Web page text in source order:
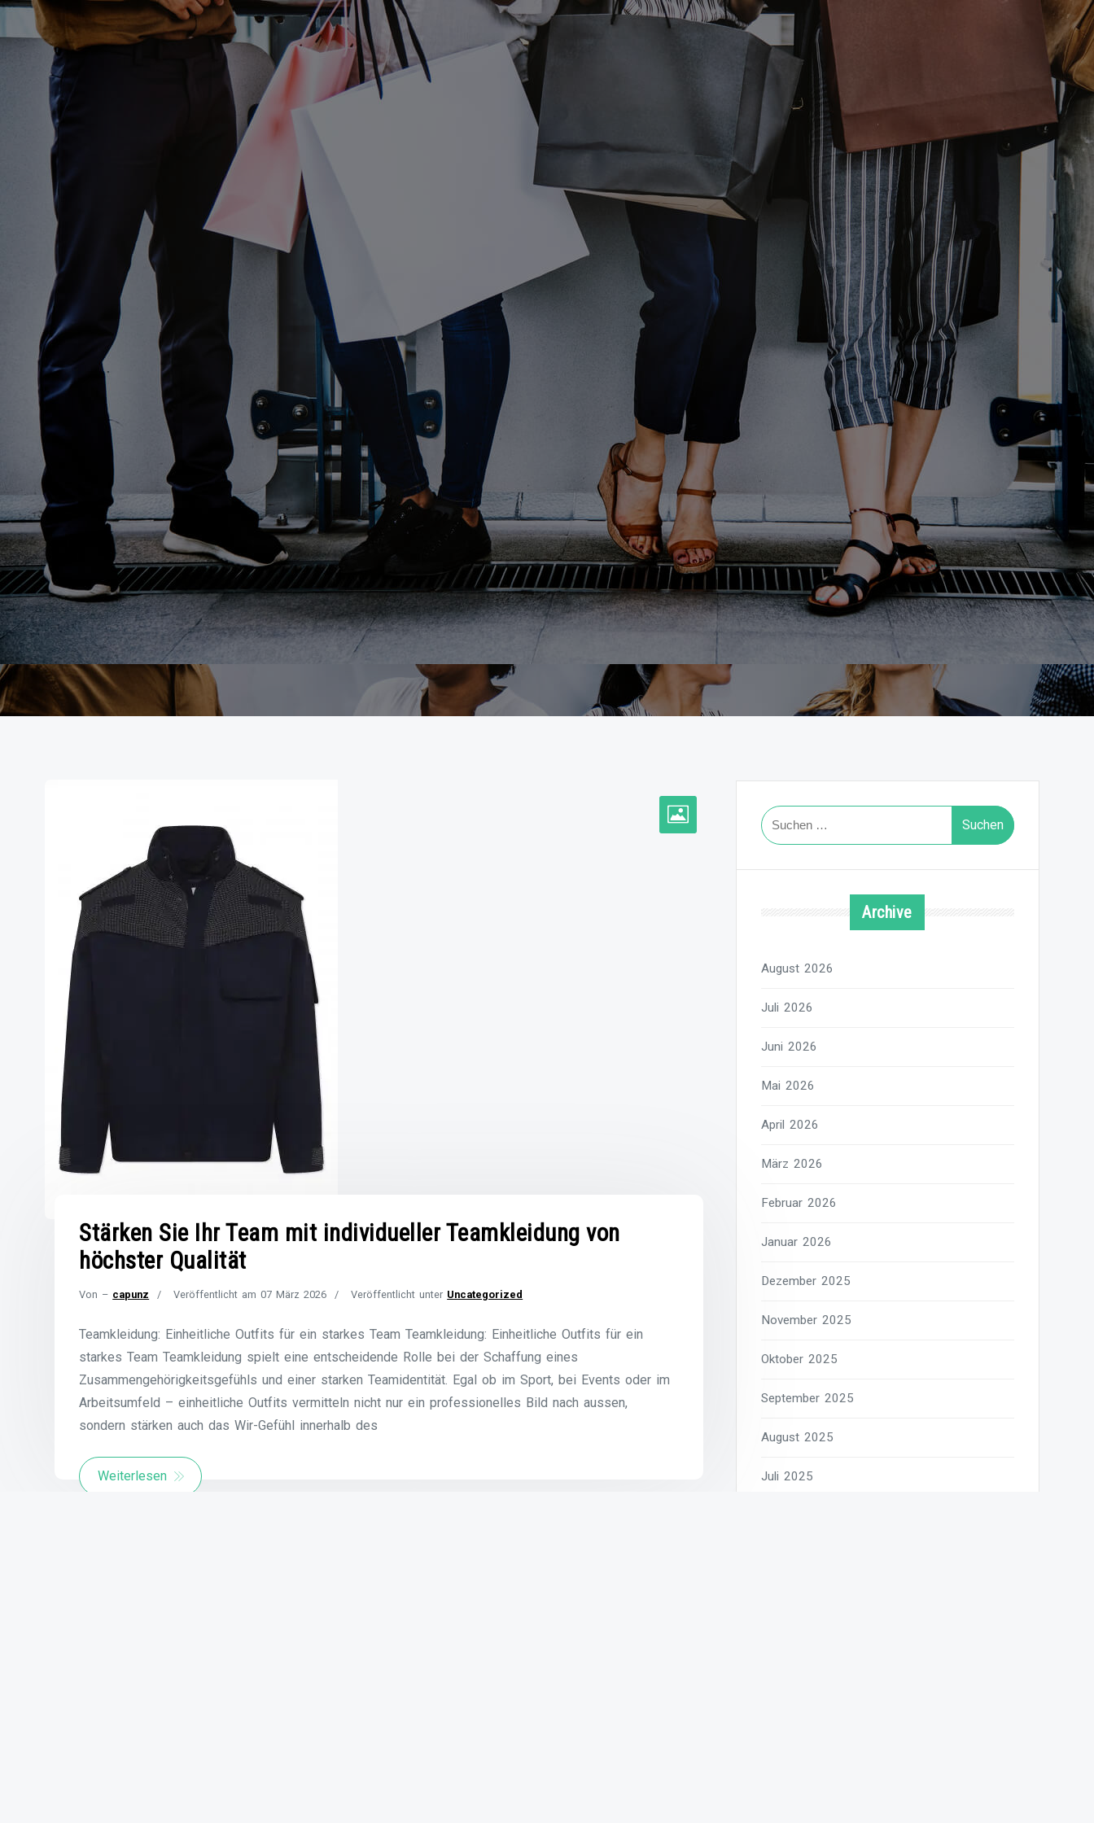
Stärken Sie Ihr Team mit individueller Teamkleidung von
höchster Qualität
Von – capunz Veröffentlicht am07 März 2026 Veröffentlicht unter Uncategorized
Teamkleidung: Einheitliche Outfits für ein starkes Team Teamkleidung: Einheitliche Outfits für ein
starkes Team Teamkleidung spielt eine entscheidende Rolle bei der Schaffung eines
Zusammengehörigkeitsgefühls und einer starken Teamidentität. Egal ob im Sport, bei Events oder im
Arbeitsumfeld – einheitliche Outfits vermitteln nicht nur ein professionelles Bild nach aussen,
sondern stärken auch das Wir-Gefühl innerhalb des
Weiterlesen
Suchen
nach:
Archive
August 2026
Juli 2026
Juni 2026
Mai 2026
April 2026
März 2026
Februar 2026
Januar 2026
Dezember 2025
November 2025
Oktober 2025
September 2025
August 2025
Juli 2025